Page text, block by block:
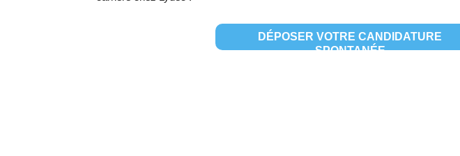
DÉPOSER VOTRE CANDIDATURE
SPONTANÉE